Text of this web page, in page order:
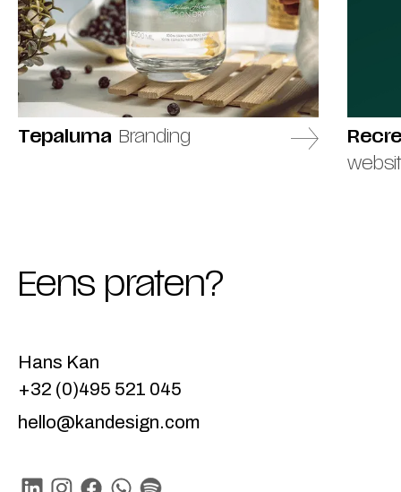
Tepaluma Branding
Eens praten?
Hans Kan
+32 (0)495 521 045
hello@kandesign.com